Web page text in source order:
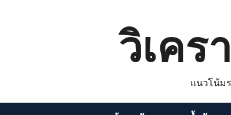
วิเคร
แนวโน้ม